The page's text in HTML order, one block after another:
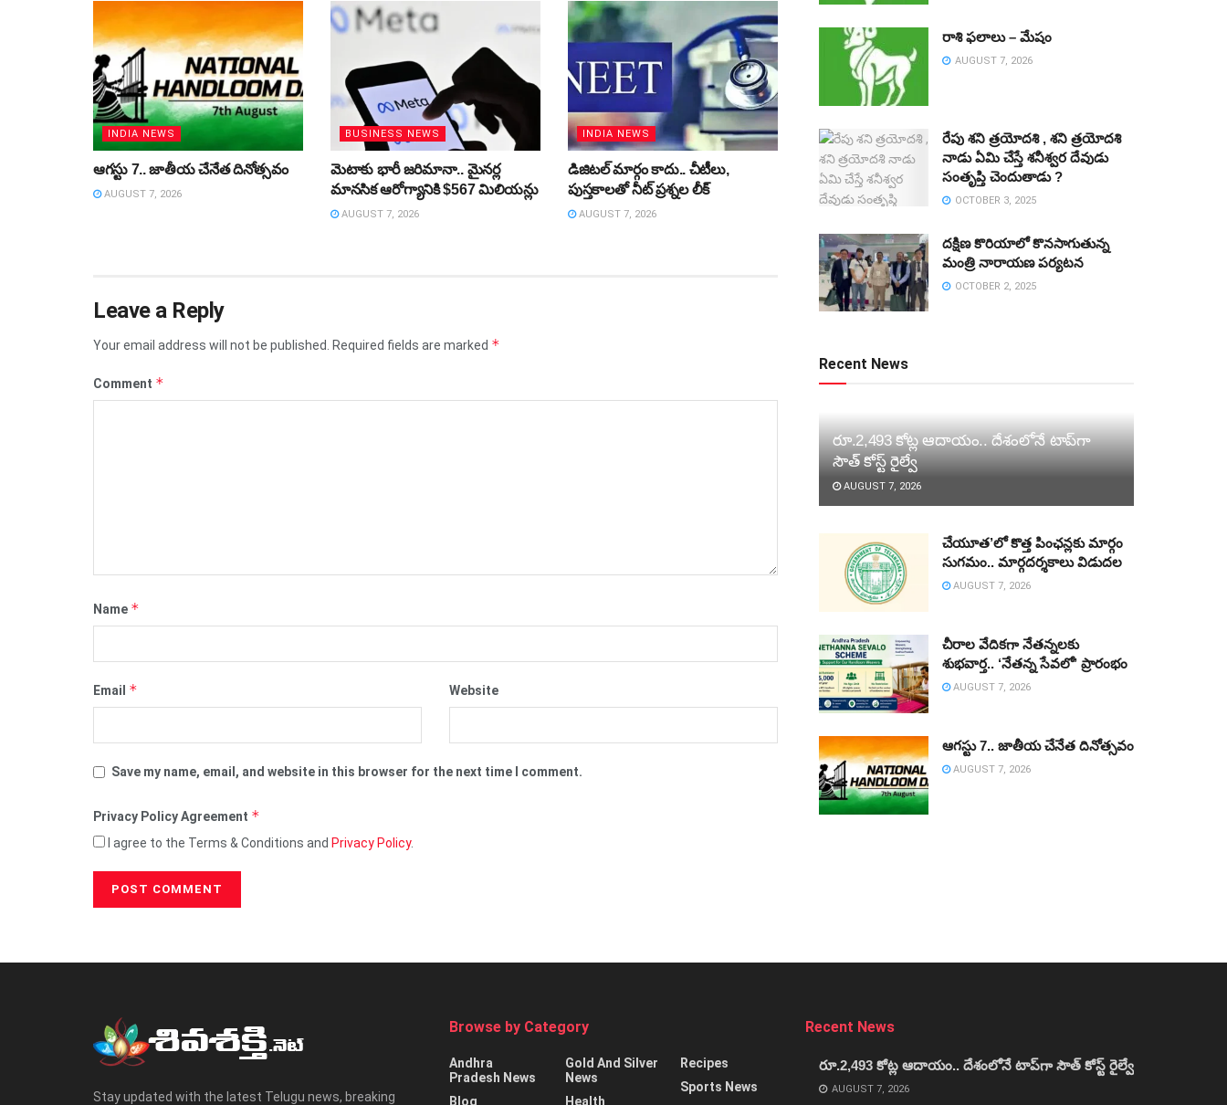
INDIA NEWS
ఆగస్టు 7.. జాతీయ చేనేత దినోత్సవం
AUGUST 7, 2026
BUSINESS NEWS
మెటాకు భారీ జరిమానా.. మైనర్ల
మానసిక ఆరోగ్యానికి $567 మిలియన్లు
AUGUST 7, 2026
INDIA NEWS
డిజిటల్‌ మార్గం కాదు.. చీటీలు,
పుస్తకాలతో నీట్‌ ప్రశ్నల లీక్‌
AUGUST 7, 2026
Leave a Reply
Your email address will not be published. Required fields are marked *
Comment *
Name *
Email * Website
Save my name, email, and website in this browser for the next time I comment.
Privacy Policy Agreement *
I agree to the Terms & Conditions and Privacy Policy.
రాశి ఫలాలు – మేషం
AUGUST 7, 2026
రేపు శని త్రయోదశి , శని త్రయోదశి
నాడు ఏమి చేస్తే శనీశ్వర దేవుడు
సంతృప్తి చెందుతాడు ?
OCTOBER 3, 2025
దక్షిణ కొరియాలో కొనసాగుతున్న
మంత్రి నారాయణ పర్యటన
OCTOBER 2, 2025
Recent News
రూ.2,493 కోట్ల ఆదాయం.. దేశంలోనే టాప్‌గా
సౌత్ కోస్ట్ రైల్వే
AUGUST 7, 2026
చేయూత’లో కొత్త పింఛన్లకు మార్గం
సుగమం.. మార్గదర్శకాలు విడుదల
AUGUST 7, 2026
చీరాల వేదికగా నేతన్నలకు
శుభవార్త.. ‘నేతన్న సేవలో’ ప్రారంభం
AUGUST 7, 2026
ఆగస్టు 7.. జాతీయ చేనేత దినోత్సవం
AUGUST 7, 2026
Stay updated with the latest Telugu news, breaking
Browse by Category
Andhra
Pradesh News
Blog
Gold And Silver
News
Health
Recipes
Sports News
Recent News
రూ.2,493 కోట్ల ఆదాయం.. దేశంలోనే టాప్‌గా సౌత్ కోస్ట్ రైల్వే
AUGUST 7, 2026